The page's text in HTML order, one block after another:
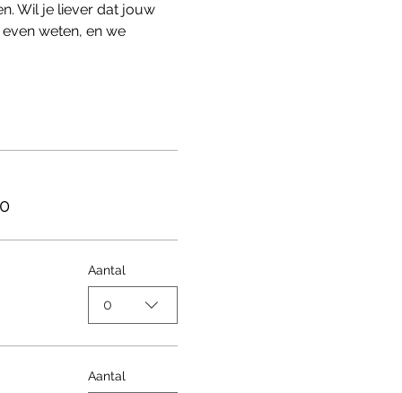
Wil je liever dat jouw
weten, en we
Aantal
0
Aantal